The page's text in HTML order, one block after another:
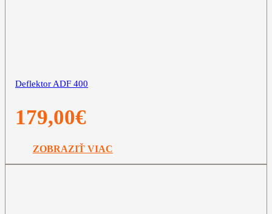
Deflektor ADF 400
179,00€
ZOBRAZIŤ VIAC